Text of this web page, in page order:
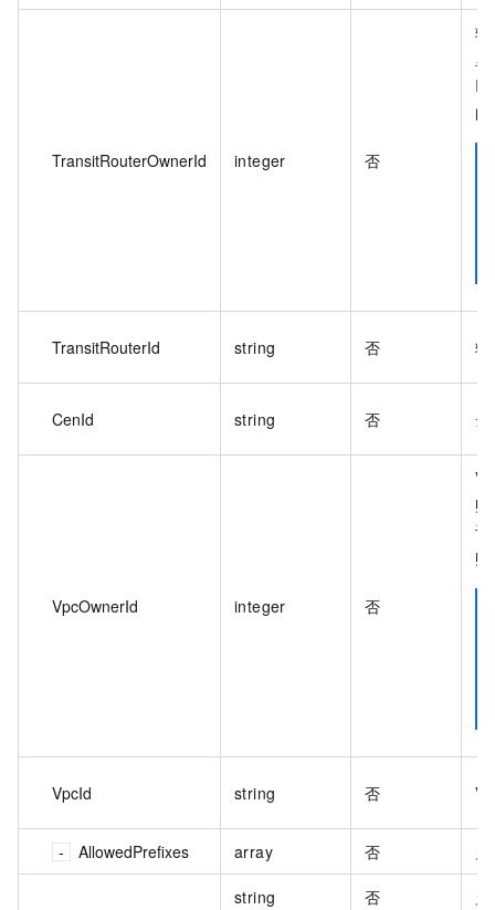
TransitRouterOwnerId integer 否
转
TransitRouterId string 否 转
CenId string 否 云
VpcOwnerId integer 否
认
VpcId string 否
AllowedPrefixes array 否
string 否